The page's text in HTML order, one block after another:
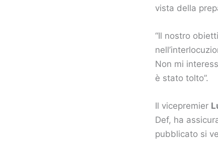
vista della
“Il nostro
Non mi
è stato tolto”.
Il vicepremier
Def, ha
pubblicato si